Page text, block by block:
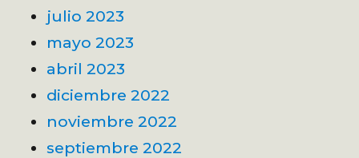
julio 2023
mayo 2023
abril 2023
diciembre 2022
noviembre 2022
septiembre 2022